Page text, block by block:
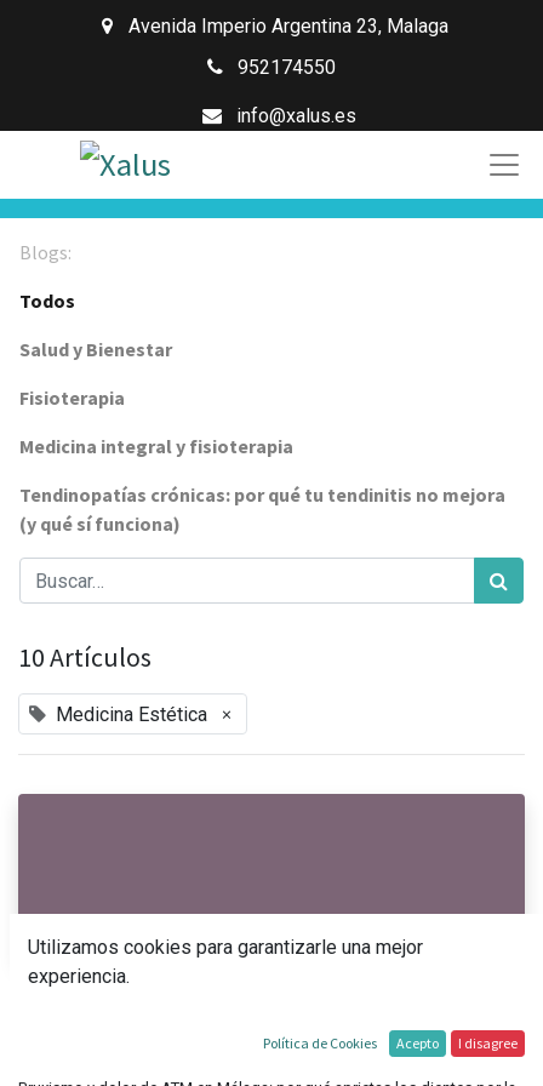
Avenida Imperio Argentina 23, Malaga
952174550
info@xalus.es
Blogs:
Todos
Salud y Bienestar
Fisioterapia
Medicina integral y fisioterapia
Tendinopatías crónicas: por qué tu tendinitis no mejora
(y qué sí funciona)
10 Artículos
Medicina Estética ×
Bruxismo y dolor de ATM en Málaga: por qué
aprietas los dientes por la noche y cuál es el
tratamiento que realmente funciona
Utilizamos cookies para garantizarle una mejor
experiencia.
Política de Cookies Acepto I disagree